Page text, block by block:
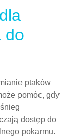
do
ptaków
pomóc, gdy
dostęp do
pokarmu.